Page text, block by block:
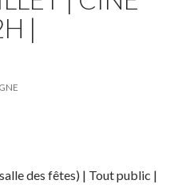
|
des fêtes) | Tout public |